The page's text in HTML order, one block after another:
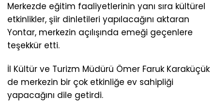
Merkezde eğitim faaliyetlerinin yanı sıra kültürel
etkinlikler, şiir dinletileri yapılacağını aktaran
Yontar, merkezin açılışında emeği geçenlere
teşekkür etti.
İl Kültür ve Turizm Müdürü Ömer Faruk Karaküçük
de merkezin bir çok etkinliğe ev sahipliği
yapacağını dile getirdi.